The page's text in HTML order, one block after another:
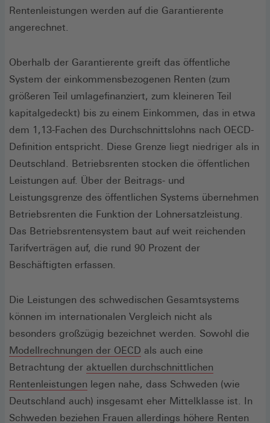
Rentenleistungen werden auf die Garantierente
angerechnet.
Oberhalb der Garantierente greift das öffentliche
System der einkommensbezogenen Renten (zum
größeren Teil umlagefinanziert, zum kleineren Teil
kapitalgedeckt) bis zu einem Einkommen, das in etwa
dem 1,13-Fachen des Durchschnittslohns nach OECD-
Definition entspricht. Diese Grenze liegt niedriger als in
Deutschland. Betriebsrenten stocken die öffentlichen
Leistungen auf. Über der Beitrags- und
Leistungsgrenze des öffentlichen Systems übernehmen
Betriebsrenten die Funktion der Lohnersatzleistung.
Das Betriebsrentensystem baut auf weit reichenden
Tarifverträgen auf, die rund 90 Prozent der
Beschäftigten erfassen.
Die Leistungen des schwedischen Gesamtsystems
können im internationalen Vergleich nicht als
besonders großzügig bezeichnet werden. Sowohl die
Modellrechnungen der OECD (Öffnet
in
einem
neuen
Fenster)
als auch eine
Betrachtung der aktuellen durchschnittlichen
Rentenleistungen (Öffnet
in
einem
legen nahe, dass Schweden (wie
Deutschland auch) insgesamt eher Mittelklasse ist. In
Schweden beziehen Frauen allerdings höhere Renten